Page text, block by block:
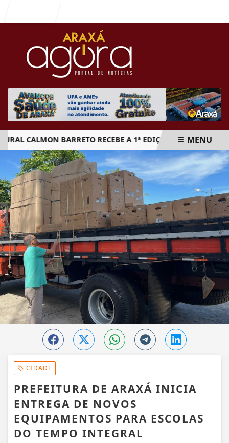
CALMON BARRETO RECEBE A 1ª EDIÇÃO DO ARAXÁ
EM ALTA
MENU
CIDADE
PREFEITURA DE ARAXÁ INICIA
ENTREGA DE NOVOS
EQUIPAMENTOS PARA ESCOLAS
DO TEMPO INTEGRAL